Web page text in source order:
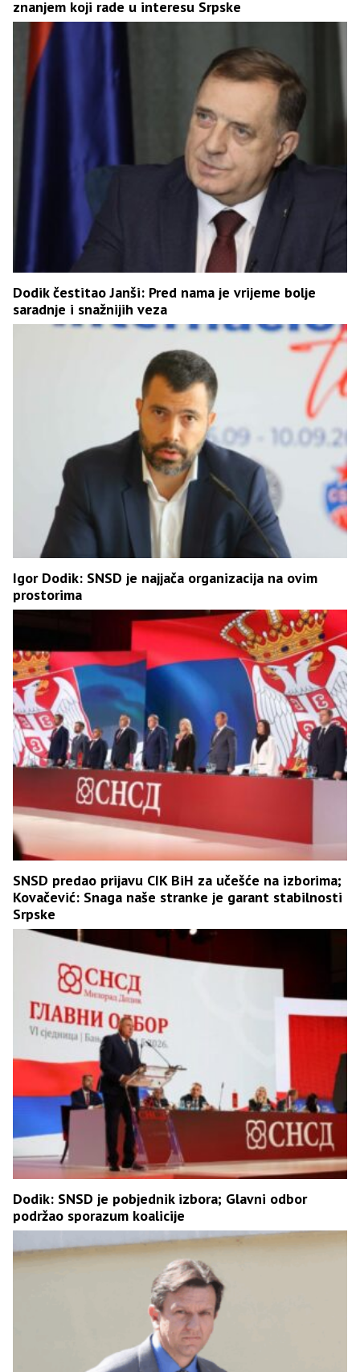
znanjem koji rade u interesu Srpske
Dodik čestitao Janši: Pred nama je vrijeme bolje
saradnje i snažnijih veza
Igor Dodik: SNSD je najjača organizacija na ovim
prostorima
SNSD predao prijavu CIK BiH za učešće na izborima;
Kovačević: Snaga naše stranke je garant stabilnosti
Srpske
Dodik: SNSD je pobjednik izbora; Glavni odbor
podržao sporazum koalicije